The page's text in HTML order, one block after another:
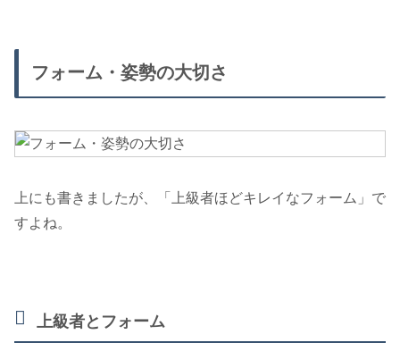
フォーム・姿勢の大切さ
上にも書きましたが、「上級者ほどキレイなフォーム」で
すよね。
上級者とフォーム